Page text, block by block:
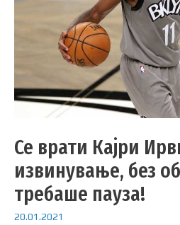
Се врати Кајри
извинување, без
требаше пауза!
20.01.2021